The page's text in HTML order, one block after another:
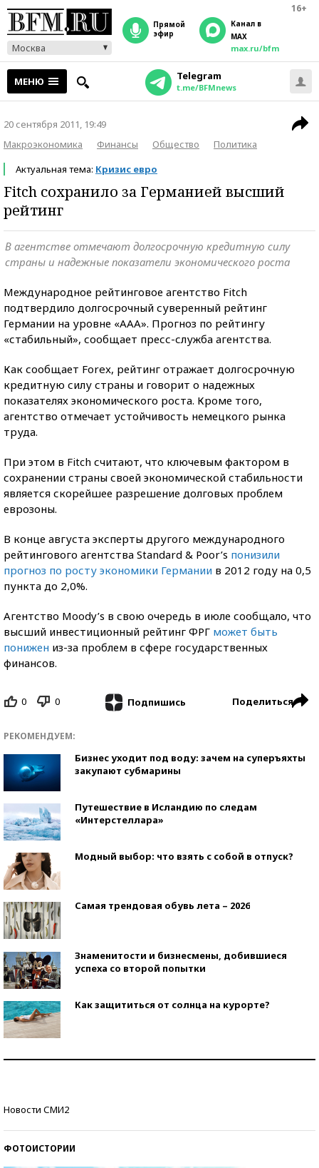
16+
Москва
прямой
эфир
Канал в
MAX
max.ru/bfm
МЕНЮ Telegram
t.me/BFMnews
20 сентября 2011, 19:49
Макроэкономика
Финансы Общество
Политика
Актуальная тема: Кризис евро
Fitch сохранило за Германией высший
рейтинг
В агентстве отмечают долгосрочную кредитную силу
страны и надежные показатели экономического роста
Международное рейтинговое агентство Fitch
подтвердило долгосрочный суверенный рейтинг
Германии на уровне «ААА». Прогноз по рейтингу
«стабильный», сообщает пресс-служба агентства.
Как сообщает Forex, рейтинг отражает долгосрочную
кредитную силу страны и говорит о надежных
показателях экономического роста. Кроме того,
агентство отмечает устойчивость немецкого рынка
труда.
При этом в Fitch считают, что ключевым фактором в
сохранении страны своей экономической стабильности
является скорейшее разрешение долговых проблем
еврозоны.
В конце августа эксперты другого международного
рейтингового агентства Standard & Poor’s понизили
прогноз по росту экономики Германии в 2012 году на 0,5
пункта до 2,0%.
Агентство Moody’s в свою очередь в июле сообщало, что
высший инвестиционный рейтинг ФРГ может быть
понижен из-за проблем в сфере государственных
финансов.
0 0 Подпишись Поделиться
РЕКОМЕНДУЕМ:
Бизнес уходит под воду: зачем на суперъяхты
закупают субмарины
Путешествие в Исландию по следам
«Интерстеллара»
Модный выбор: что взять с собой в отпуск?
Самая трендовая обувь лета – 2026
Знаменитости и бизнесмены, добившиеся
успеха со второй попытки
Как защититься от солнца на курорте?
деньгами?
Новости СМИ2
ФОТОИСТОРИИ